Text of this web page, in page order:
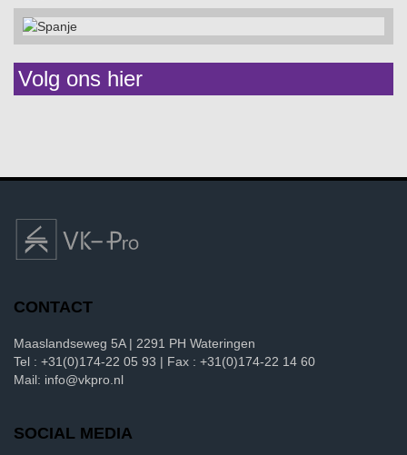
Volg ons hier
CONTACT
Maaslandseweg 5A | 2291 PH Wateringen
Tel : +31(0)174-22 05 93 | Fax : +31(0)174-22 14 60
Mail: info@vkpro.nl
SOCIAL MEDIA